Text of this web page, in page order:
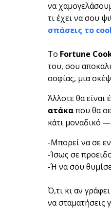
να
τι έχει να σου
σπάσεις το
Το Fortune
του, σου
σοφίας, μια
Άλλοτε θα είναι
ατάκαπου θα
κάτι μοναδικό —
-Μπορεί να σε
-Ίσως σε
-Ή να σου
Ό,τι κι αν
να σταματήσεις